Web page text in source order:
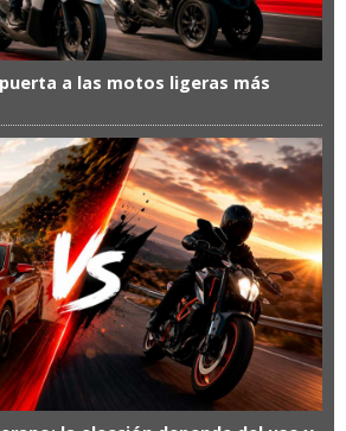
a las motos ligeras más